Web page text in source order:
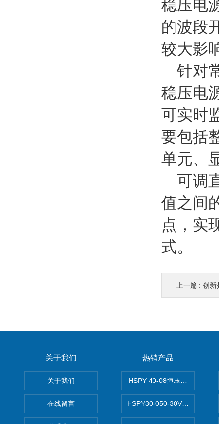
稳压电
的波段
较大影
针对
稳压电
可实时
要包括
单元、
可调
值之间
点，实
式。
上一篇 : 创新
关于我们
关于我们
在线留言
热销产品
HSPY 40-08恒压恒流恒功率
HSPY30-050-30V/-05A可调